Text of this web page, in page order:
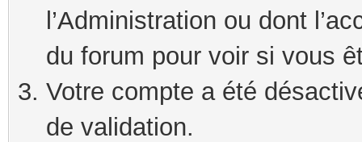
l’Administration ou dont
du forum pour voir si vous
Votre compte a été
de validation.